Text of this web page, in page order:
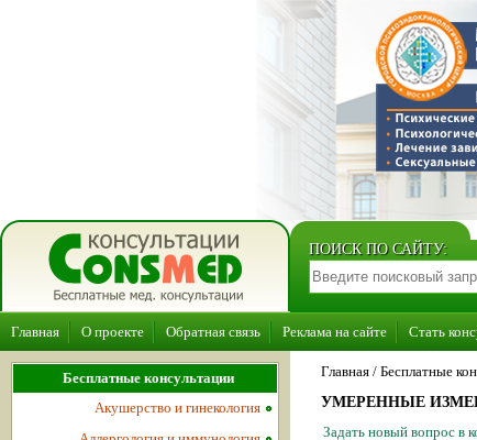
ПОИСК ПО САЙТУ:
Главная О проекте Обратная связь Реклама на сайте Стать
Главная / Бесплатные
УМЕРЕННЫЕ
Задать новый вопрос в
Бесплатные консультации
Акушерство и гинекология